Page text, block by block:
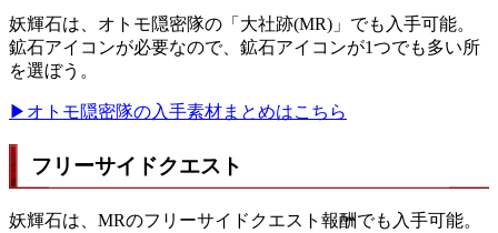
妖輝石は、オトモ隠密隊の「大社跡(MR)」でも入手可能。
鉱石アイコンが必要なので、鉱石アイコンが1つでも多い所
を選ぼう。
▶オトモ隠密隊の入手素材まとめはこちら
フリーサイドクエスト
妖輝石は、MRのフリーサイドクエスト報酬でも入手可能。